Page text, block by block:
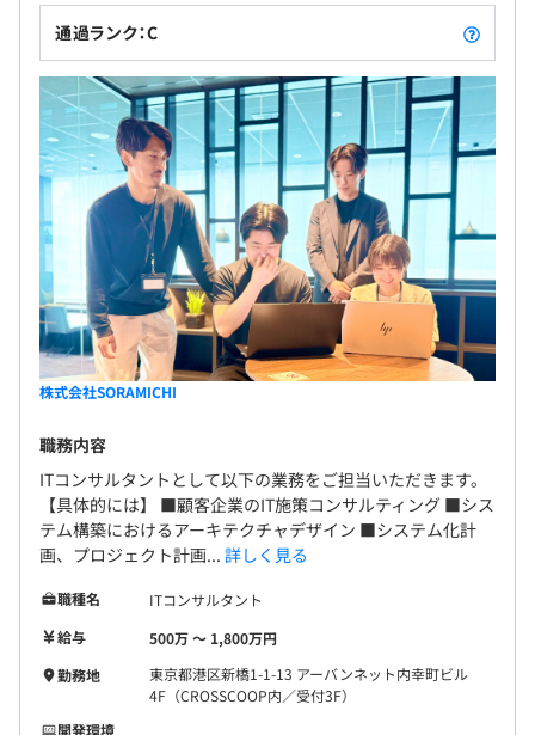
通過ランク：C
株式会社SORAMICHI
職務内容
ITコンサルタントとして以下の業務をご担当いただきます。
【具体的には】 ■顧客企業のIT施策コンサルティング ■シス
テム構築におけるアーキテクチャデザイン ■システム化計
画、プロジェクト計画... 詳しく見る
職種名
ITコンサルタント
給与
500万 〜 1,800万円
勤務地
東京都港区新橋1-1-13 アーバンネット内幸町ビル
4F（CROSSCOOP内／受付3F）
開発環境